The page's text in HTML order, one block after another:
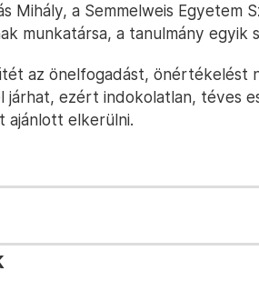
Mihály, a Semmelweis Egyetem
munkatársa, a tanulmány egyik
az önelfogadást, önértékelést
járhat, ezért indokolatlan, téves
ajánlott elkerülni.